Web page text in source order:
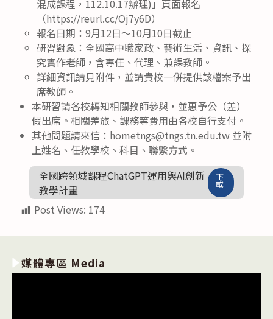
混成課程，112.10.17辦理)」頁面報名
（https://reurl.cc/Oj7y6D）
報名日期：9月12日～10月10日截止
研習對象：全國高中職家政、藝術生活、資訊、探
究實作老師，含專任、代理、兼課教師。
詳細資訊請見附件，並請貴校一併提供該檔案予出
席教師。
本研習請各校轉知相關教師參與，並惠予公（差）
假出席。相關差旅、課務等費用由各校自行支付。
其他問題請來信：hometngs@tngs.tn.edu.tw 並附
上姓名、任教學校、科目、聯繫方式。
全國跨領域課程ChatGPT運用與AI創新
教學計畫
下
載
Post Views: 174
媒體專區 Media